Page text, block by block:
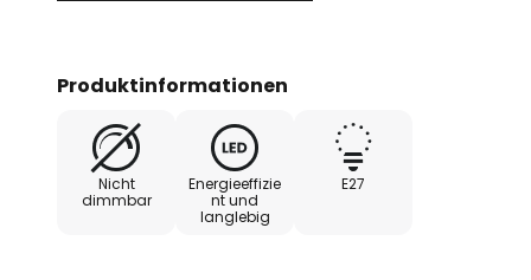
Produktinformationen
Nicht
dimmbar
Energieeffizie
nt und
langlebig
E27